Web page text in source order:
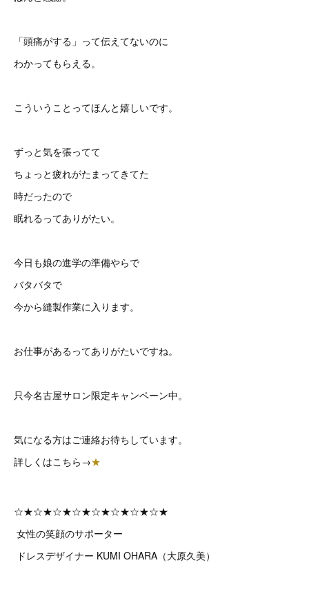
「頭痛がする」って伝えてないのに
わかってもらえる。
こういうことってほんと嬉しいです。
ずっと気を張ってて
ちょっと疲れがたまってきてた
時だったので
眠れるってありがたい。
今日も娘の進学の準備やらで
バタバタで
今から縫製作業に入ります。
お仕事があるってありがたいですね。
只今名古屋サロン限定キャンペーン中。
気になる方はご連絡お待ちしています。
詳しくはこちら→★
☆★☆★☆★☆★☆★☆★☆★☆★
女性の笑顔のサポーター
ドレスデザイナー KUMI OHARA（大原久美）